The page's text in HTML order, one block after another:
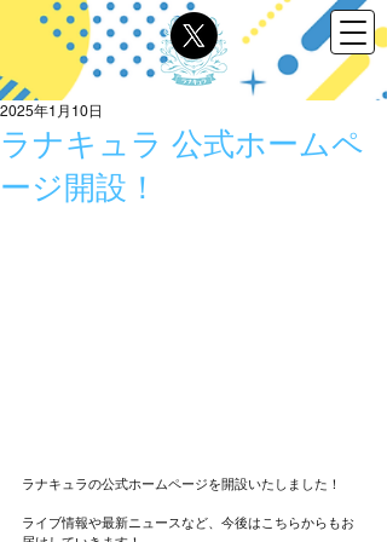
ラナキュラ 公式ホームペ
ージ開設！
2025年1月10日
ラナキュラの公式ホームページを開設いたしました！
ライブ情報や最新ニュースなど、今後はこちらからもお